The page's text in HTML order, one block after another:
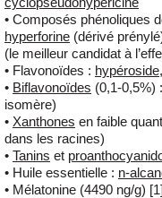
• Composés phénoliques
hyperforine (dérivé
(le meilleur candidat à
• Flavonoïdes : hypéroside,
• Biflavonoïdes (0,1-0,5%) :
isomère)
• Xanthones en faible
dans les racines)
• Tanins et
• Huile essentielle : n-
• Mélatonine (4490 ng/g) [1]